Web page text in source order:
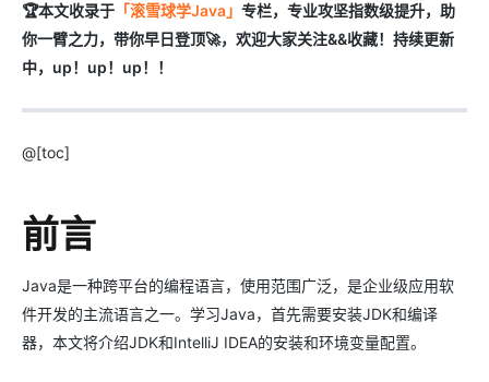
🏆本文收录于 「滚雪球学Java」 专栏，专业攻坚指数级提升，助
你一臂之力，带你早日登顶🚀，欢迎大家关注&&收藏！持续更新
中，up！up！up！！
@[toc]
前言
Java是一种跨平台的编程语言，使用范围广泛，是企业级应用软
件开发的主流语言之一。学习Java，首先需要安装JDK和编译
器，本文将介绍JDK和IntelliJ IDEA的安装和环境变量配置。